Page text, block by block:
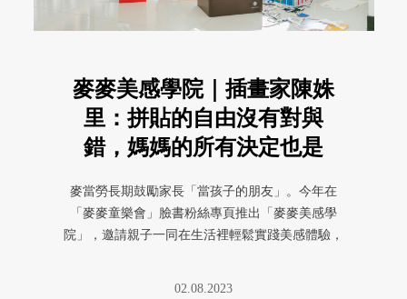
麥麥美感學院｜插畫家陳姝
里：拼貼的自由沒有對與
錯，媽媽的所有決定也是
麥當勞長期鼓勵家長「當孩子的朋友」。今年在
「麥麥童樂會」臉書粉絲專頁推出「麥麥美感學
院」，邀請親子一同在生活裡輕鬆實踐美感體驗，
02.08.2023